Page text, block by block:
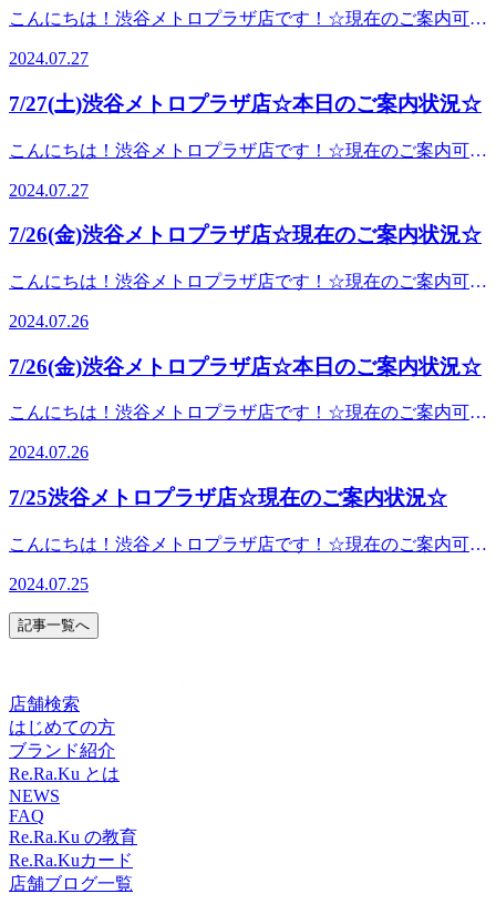
銀座線、半蔵門線、副都心線【場所】 JR山手線/渋谷駅よ
を乗り越えましょう！！(^-
業時間】平日12:00～21:00土曜11:00～21:00日祝11:00～
ス】《JR東日本》 山手線、湘南新宿ライン、埼京線《東
銀座線、半蔵門線、副都心線【場所】 JR山手線/渋谷駅よ
当てします！頭は肩や首の筋肉とも繋がっているので、肩や
首のお疲れがある方にも大変オススメです♪♪どんどん暑くな
す。。-5℃の泡でヒンヤリと熱を冷ますのにもってこい！ ひ
んやり・パチパチと弾ける炭酸泡でスッキリ爽快！暑～い夏
を乗り越えましょう！！(^-
業時間】平日12:00～21:00土曜11:00～21:00日祝11:00～
ス】《JR東日本》 山手線、湘南新宿ライン、埼京線《東
銀座線、半蔵門線、副都心線【場所】 JR山手線/渋谷駅よ
こんにちは！渋谷メトロプラザ店です！☆現在のご案内可能
タッフ一同心よりお待ちしております
今年もやりますっ！7月限定オプション！！☆★ 爽快ヘッド
当てします！頭は肩や首の筋肉とも繋がっているので、肩や
首のお疲れがある方にも大変オススメです♪♪どんどん暑くな
ってきて直射日光で熱が頭にこもりやすくなってきま
す。。-5℃の泡でヒンヤリと熱を冷ますのにもってこい！ ひ
んやり・パチパチと弾ける炭酸泡でスッキリ爽快！暑～い夏
を乗り越えましょう！！(^-
業時間】平日12:00～21:00土曜11:00～21:00日祝11:00～
ス】《JR東日本》 山手線、湘南新宿ライン、埼京線《東
銀座線、半蔵門線、副都心線【場所】 JR山手線/渋谷駅よ
2024.07.27
7/27(土)渋谷メトロプラザ店☆本日のご案内状況☆
こんにちは！渋谷メトロプラザ店です！☆現在のご案内可能
タッフ一同心よりお待ちしております
今年もやりますっ！7月限定オプション！！☆★ 爽快ヘッド
当てします！頭は肩や首の筋肉とも繋がっているので、肩や
首のお疲れがある方にも大変オススメです♪♪どんどん暑くな
す。。-5℃の泡でヒンヤリと熱を冷ますのにもってこい！ ひ
んやり・パチパチと弾ける炭酸泡でスッキリ爽快！暑～い夏
を乗り越えましょう！！(^-
業時間】平日12:00～21:00土曜11:00～21:00日祝11:00～
ス】《JR東日本》 山手線、湘南新宿ライン、埼京線《東
銀座線、半蔵門線、副都心線【場所】 JR山手線/渋谷駅よ
2024.07.27
7/26(金)渋谷メトロプラザ店☆現在のご案内状況☆
こんにちは！渋谷メトロプラザ店です！☆現在のご案内可能
タッフ一同心よりお待ちしております
今年もやりますっ！7月限定オプション！！☆★ 爽快ヘッド
当てします！頭は肩や首の筋肉とも繋がっているので、肩や
首のお疲れがある方にも大変オススメです♪♪どんどん暑くな
す。。-5℃の泡でヒンヤリと熱を冷ますのにもってこい！ ひ
んやり・パチパチと弾ける炭酸泡でスッキリ爽快！暑～い夏
を乗り越えましょう！！(^-
業時間】平日12:00～21:00土曜11:00～21:00日祝11:00～
ス】《JR東日本》 山手線、湘南新宿ライン、埼京線《東
り徒歩5分！渋谷メトロプラザ 1F
2024.07.26
7/26(金)渋谷メトロプラザ店☆本日のご案内状況☆
こんにちは！渋谷メトロプラザ店です！☆現在のご案内可能
タッフ一同心よりお待ちしております
今年もやりますっ！7月限定オプション！！☆★ 爽快ヘッド
当てします！頭は肩や首の筋肉とも繋がっているので、肩や
首のお疲れがある方にも大変オススメです♪♪どんどん暑くな
ってきて直射日光で熱が頭にこもりやすくなってきま
す。。-5℃の泡でヒンヤリと熱を冷ますのにもってこい！ ひ
んやり・パチパチと弾ける炭酸泡でスッキリ爽快！暑～い夏
業時間】平日12:00～21:00土曜11:00～21:00日祝11:00～
20:00※月曜日定休※＝＝＝＝＝＝＝＝＝＝＝＝＝【アクセ
ス】《JR東日本》 山手線、湘南新宿ライン、埼京線《東
急》 東横線、田園都市線《京王》 井の頭線《東京メトロ》
銀座線、半蔵門線、副都心線【場所】 JR山手線/渋谷駅よ
り徒歩5分！渋谷メトロプラザ 1F
2024.07.26
7/25渋谷メトロプラザ店☆現在のご案内状況☆
こんにちは！渋谷メトロプラザ店です！☆現在のご案内可能
５ ♪皆さまのお越しを、スタッフ一同心よりお待ちしており
ます
当てします！頭は肩や首の筋肉とも繋がっているので、肩や
首のお疲れがある方にも大変オススメです♪♪どんどん暑くな
ってきて直射日光で熱が頭にこもりやすくなってきま
す。。-5℃の泡でヒンヤリと熱を冷ますのにもってこい！ ひ
んやり・パチパチと弾ける炭酸泡でスッキリ爽快！暑～い夏
を乗り越えましょう！！(^-
業時間】平日12:00～21:00土曜11:00～21:00日祝11:00～
20:00※月曜日定休※＝＝＝＝＝＝＝＝＝＝＝＝＝【アクセ
2024.07.25
記事一覧へ
店舗検索
はじめての方
ブランド紹介
Re.Ra.Ku とは
NEWS
FAQ
Re.Ra.Ku の教育
Re.Ra.Kuカード
店舗ブログ一覧